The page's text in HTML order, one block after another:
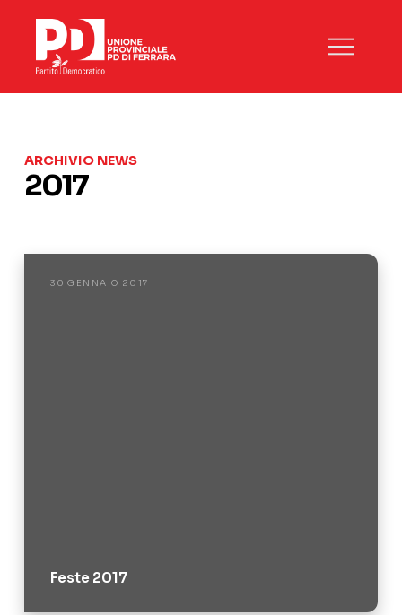
ARCHIVIO NEWS
2017
30 GENNAIO 2017
Feste 2017